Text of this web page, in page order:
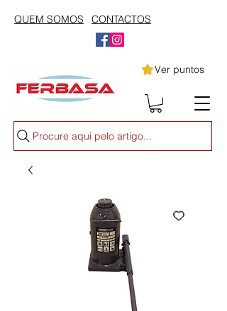
QUEM SOMOS CONTACTOS
Ver puntos
Procure aqui pelo artigo...